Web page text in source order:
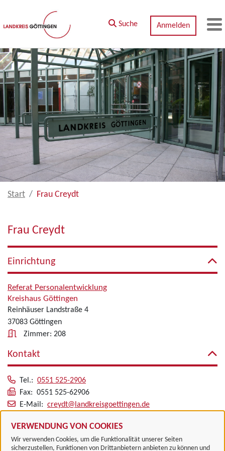
Zum Hauptinhalt springen
VERWENDUNG VON COOKIES
Wir verwenden Cookies, um die Funktionalität unserer Seiten
sicherzustellen, Funktionen von Drittanbietern anbieten zu können und
Suche Anmelden
Start Frau Creydt
Frau Creydt
Einrichtung
Referat Personalentwicklung
Kreishaus Göttingen
Reinhäuser Landstraße 4
37083 Göttingen
Zimmer: 208
Kontakt
Tel.: 0551 525-2906
Fax: 0551 525-62906
E-Mail: creydt@landkreisgoettingen.de
Alle zugeordneten Einrichtungen